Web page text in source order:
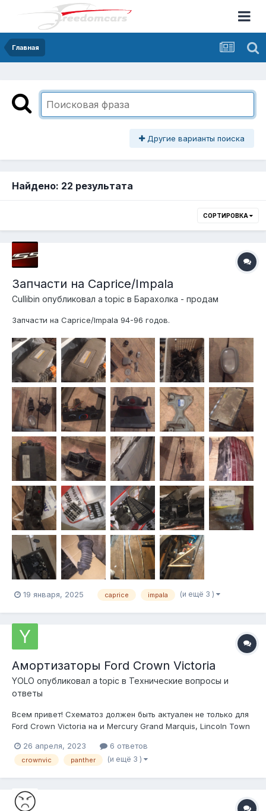
Главная
Другие варианты поиска
Найдено: 22 результата
СОРТИРОВКА
Запчасти на Caprice/Impala
Cullibin опубликовал a topic в Барахолка - продам
Запчасти на Caprice/Impala 94-96 годов.
19 января, 2025 caprice impala (и ещё 3 )
Амортизаторы Ford Crown Victoria
YOLO опубликовал a topic в Технические вопросы и
ответы
Всем привет! Схематоз должен быть актуален не только для
Ford Crown Victoria на и Mercury Grand Marquis, Lincoln Town
Краун Виктории (избыточная раскачка при торможении,
низкие показатели на вибростенде и тд). На р...
26 апреля, 2023 6 ответов
crownvic panther (и ещё 3 )